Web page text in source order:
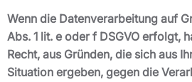
Wenn die Datenverarbeitung auf
Abs. 1 lit. e oder f DSGVO erfolgt,
Recht, aus Gründen, die sich aus
Situation ergeben, gegen die